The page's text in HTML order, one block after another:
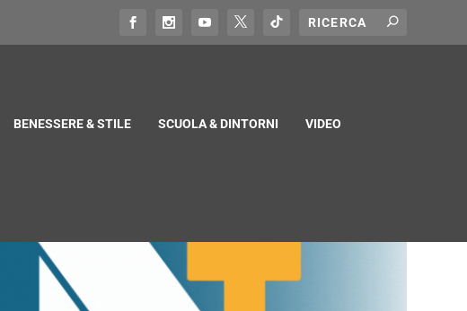
BENESSERE & STILE SCUOLA & DINTORNI VIDEO